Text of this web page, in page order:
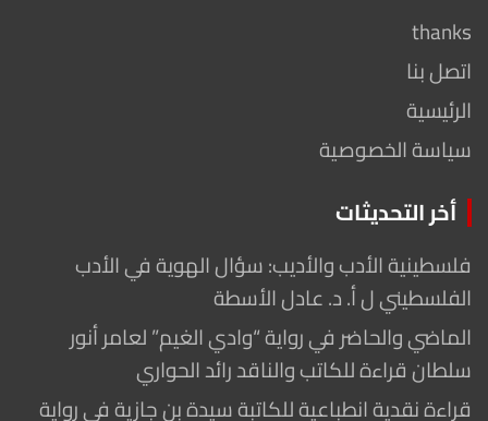
thanks
اتصل بنا
الرئيسية
سياسة الخصوصية
أخر التحديثات
فلسطينية الأدب والأديب: سؤال الهوية في الأدب
الفلسطيني ل أ. د. عادل الأسطة
الماضي والحاضر في رواية “وادي الغيم” لعامر أنور
سلطان قراءة للكاتب والناقد رائد الحواري
قراءة نقدية انطباعية للكاتبة سيدة بن جازية في رواية